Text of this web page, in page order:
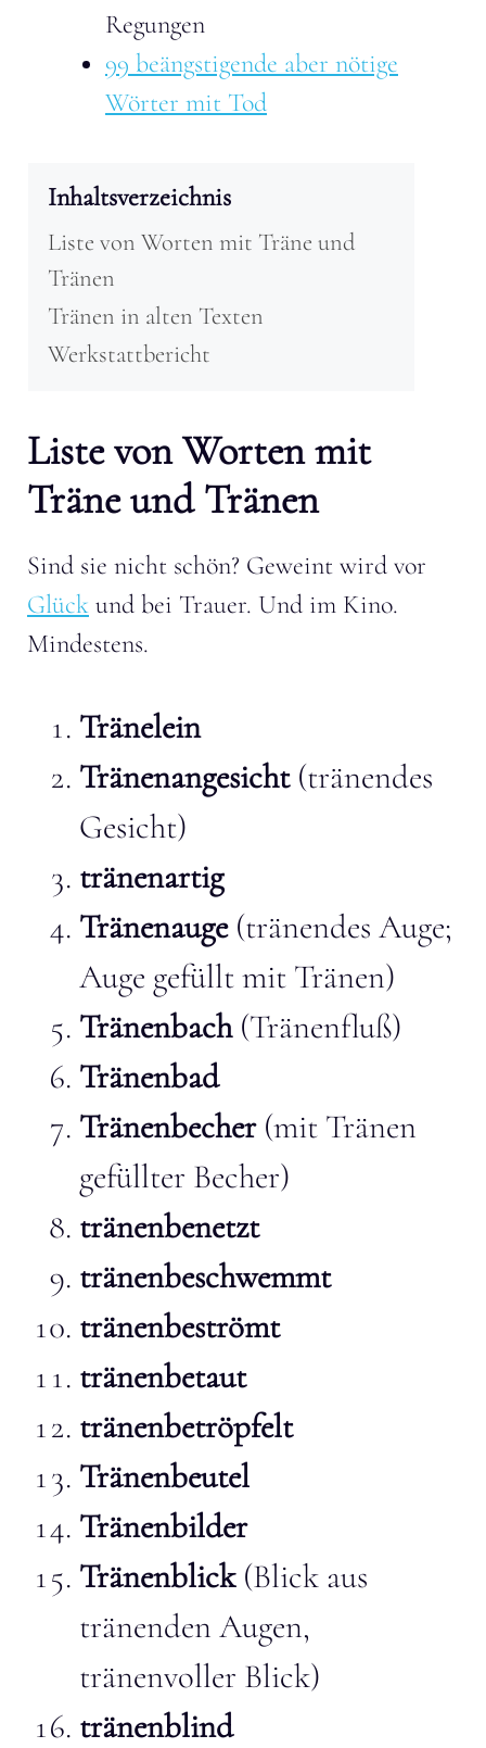
Regungen
99 beängstigende aber nötige
Wörter mit Tod
Inhaltsverzeichnis
Liste von Worten mit Träne und
Tränen
Tränen in alten Texten
Werkstattbericht
Liste von Worten mit
Träne und Tränen
Sind sie nicht schön? Geweint wird vor
Glück und bei Trauer. Und im Kino.
Mindestens.
Tränelein
Tränenangesicht(tränendes
Gesicht)
tränenartig
Tränenauge(tränendes Auge;
Auge gefüllt mit Tränen)
Tränenbach(Tränenfluß)
Tränenbad
Tränenbecher(mit Tränen
gefüllter Becher)
tränenbenetzt
tränenbeschwemmt
tränenbeströmt
tränenbetaut
tränenbetröpfelt
Tränenbeutel
Tränenbilder
Tränenblick(Blick aus
tränenden Augen,
tränenvoller Blick)
tränenblind